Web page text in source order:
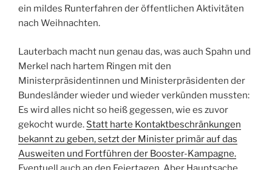
ein mildes Runterfahren der öffentlichen Aktivitäten
nach Weihnachten.
Lauterbach macht nun genau das, was auch Spahn und
Merkel nach hartem Ringen mit den
Ministerpräsidentinnen und Ministerpräsidenten der
Bundesländer wieder und wieder verkünden mussten:
Es wird alles nicht so heiß gegessen, wie es zuvor
gekocht wurde. Statt harte Kontaktbeschränkungen
bekannt zu geben, setzt der Minister primär auf das
Ausweiten und Fortführen der Booster-Kampagne.